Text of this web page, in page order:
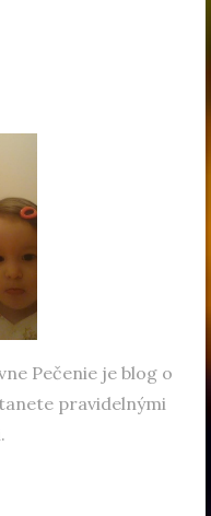
Pečenie je blog o
pravidelnými